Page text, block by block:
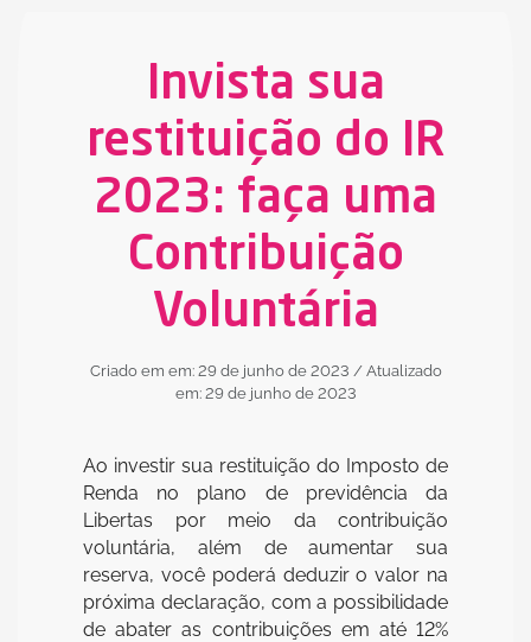
Invista sua
restituição do IR
2023: faça uma
Contribuição
Voluntária
Criado em em: 29 de junho de 2023 / Atualizado
em: 29 de junho de 2023
Ao investir sua restituição do Imposto de
Renda no plano de previdência da
Libertas por meio da contribuição
voluntária, além de aumentar sua
reserva, você poderá deduzir o valor na
próxima declaração, com a possibilidade
de abater as contribuições em até 12%